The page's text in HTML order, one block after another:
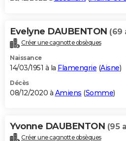
Evelyne DAUBENTON (69
Créer une cagnotte obsèques
Naissance
14/03/1951 à la Flamengrie (Aisne)
Décès
08/12/2020 à Amiens (Somme)
Yvonne DAUBENTON (95
Créer une cagnotte obsèques